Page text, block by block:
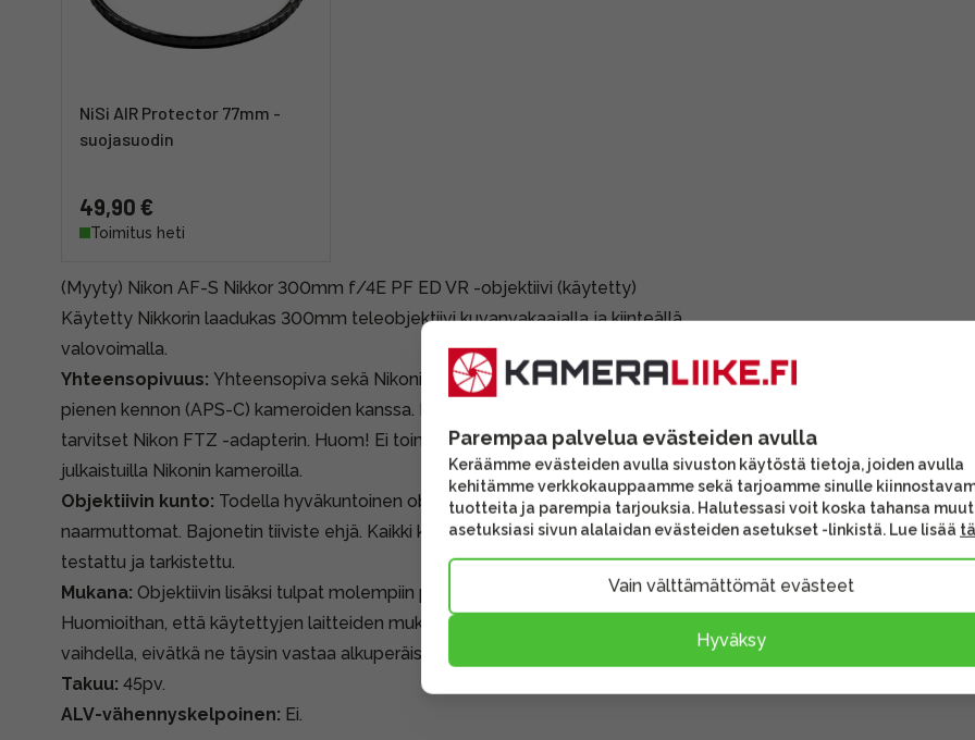
NiSi AIR Protector 77mm -
suojasuodin
49,90 €
Toimitus heti
(Myyty) Nikon AF-S Nikkor 300mm f/4E PF ED VR -objektiivi (käytetty)
Käytetty Nikkorin laadukas 300mm teleobjektiivi kuvanvakaajalla ja kiinteällä
valovoimalla.
Yhteensopivuus: Yhteensopiva sekä Nikonin täyden (Full-frame) että
pienen kennon (APS-C) kameroiden kanssa. Nikon Z -sarjan kameroihin
tarvitset Nikon FTZ -adapterin. Huom! Ei toimi täysin ennen vuotta 2007
julkaistuilla Nikonin kameroilla.
Objektiivin kunto: Todella hyväkuntoinen objektiivi. Linssipinnat
naarmuttomat. Bajonetin tiiviste ehjä. Kaikki käytetyt vaihtolaitteemme on
testattu ja tarkistettu.
Mukana: Objektiivin lisäksi tulpat molempiin päihin.
Huomioithan, että käytettyjen laitteiden mukana tulevat lisävarusteet voivat
vaihdella, eivätkä ne täysin vastaa alkuperäispakkauksen sisältöä.
Takuu: 45pv.
ALV-vähennyskelpoinen: Ei.
Parempaa palvelua evästeiden avulla
Keräämme evästeiden avulla sivuston käytöstä tietoja, joiden avulla
kehitämme verkkokauppaamme sekä tarjoamme sinulle
tuotteita ja parempia tarjouksia. Halutessasi voit koska tahansa
asetuksiasi sivun alalaidan evästeiden asetukset -linkistä. Lue lisää
Vain välttämättömät evästeet
Hyväksy